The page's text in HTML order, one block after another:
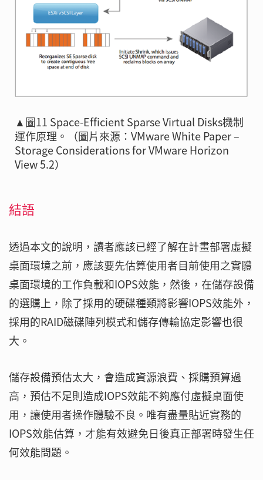
▲圖11 Space-Efficient Sparse Virtual Disks機制
運作原理。（圖片來源：VMware White Paper –
Storage Considerations for VMware Horizon
View 5.2）
結語
透過本文的說明，讀者應該已經了解在計畫部署虛擬
桌面環境之前，應該要先估算使用者目前使用之實體
桌面環境的工作負載和IOPS效能，然後，在儲存設備
的選購上，除了採用的硬碟種類將影響IOPS效能外，
採用的RAID磁碟陣列模式和儲存傳輸協定影響也很
大。
儲存設備預估太大，會造成資源浪費、採購預算過
高，預估不足則造成IOPS效能不夠應付虛擬桌面使
用，讓使用者操作體驗不良。唯有盡量貼近實務的
IOPS效能估算，才能有效避免日後真正部署時發生任
何效能問題。